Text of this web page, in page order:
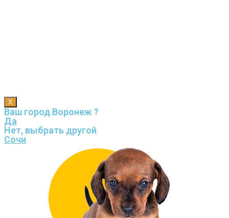
X
Ваш город Воронеж ?
Да
Нет, выбрать другой
Сочи